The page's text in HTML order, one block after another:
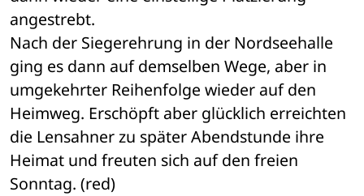
angestrebt.
Nach der Siegerehrung in der Nordseehalle
ging es dann auf demselben Wege, aber in
umgekehrter Reihenfolge wieder auf den
Heimweg. Erschöpft aber glücklich erreichten
die Lensahner zu später Abendstunde ihre
Heimat und freuten sich auf den freien
Sonntag. (red)